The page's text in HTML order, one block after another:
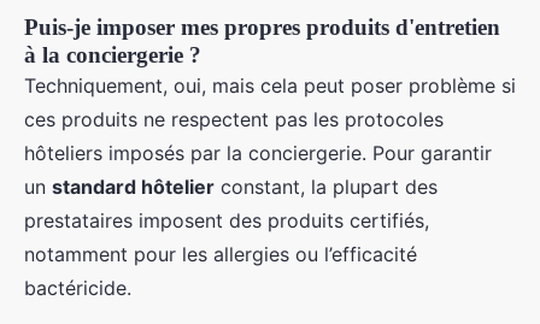
Puis-je imposer mes propres produits d'entretien
à la conciergerie ?
Techniquement, oui, mais cela peut poser problème si
ces produits ne respectent pas les protocoles
hôteliers imposés par la conciergerie. Pour garantir
un standard hôtelier constant, la plupart des
prestataires imposent des produits certifiés,
notamment pour les allergies ou l’efficacité
bactéricide.